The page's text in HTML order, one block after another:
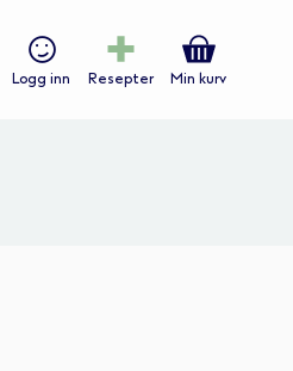
Logg inn Resepter Min kurv